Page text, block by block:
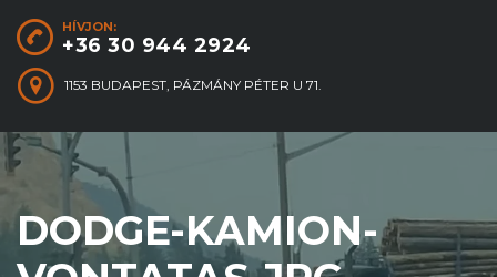
HÍVJON:
+36 30 944 2924
1153 BUDAPEST, PÁZMÁNY PÉTER U 71.
DODGE-KAMION-